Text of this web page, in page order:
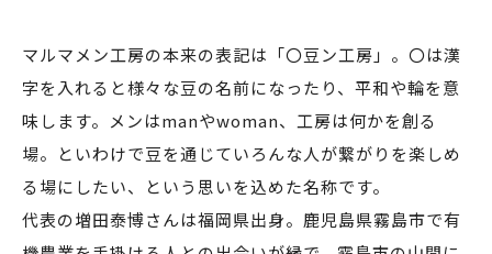
商品検索
マルマメン工房の本来の表記は「〇豆ン工房」。〇は漢
字を入れると様々な豆の名前になったり、平和や輪を意
味します。メンはmanやwoman、工房は何かを創る
場。といわけで豆を通じていろんな人が繋がりを楽しめ
る場にしたい、という思いを込めた名称です。
代表の増田泰博さんは福岡県出身。鹿児島県霧島市で有